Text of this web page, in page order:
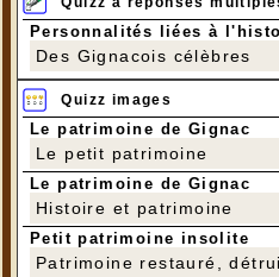
Personnalités liées à
Des Gignacois célèbres
Quizz images
Le patrimoine de Gignac
Le petit patrimoine
Le patrimoine de Gignac
Histoire et patrimoine
Petit patrimoine insolite
Patrimoine restauré,